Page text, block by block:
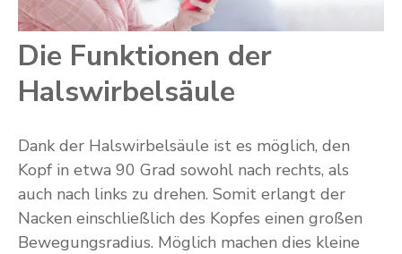
Die Funktionen der
Halswirbelsäule
Dank der Halswirbelsäule ist es möglich, den
Kopf in etwa 90 Grad sowohl nach rechts, als
auch nach links zu drehen. Somit erlangt der
Nacken einschließlich des Kopfes einen großen
Bewegungsradius. Möglich machen dies kleine